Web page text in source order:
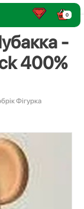
0
-
400%
Фігурка